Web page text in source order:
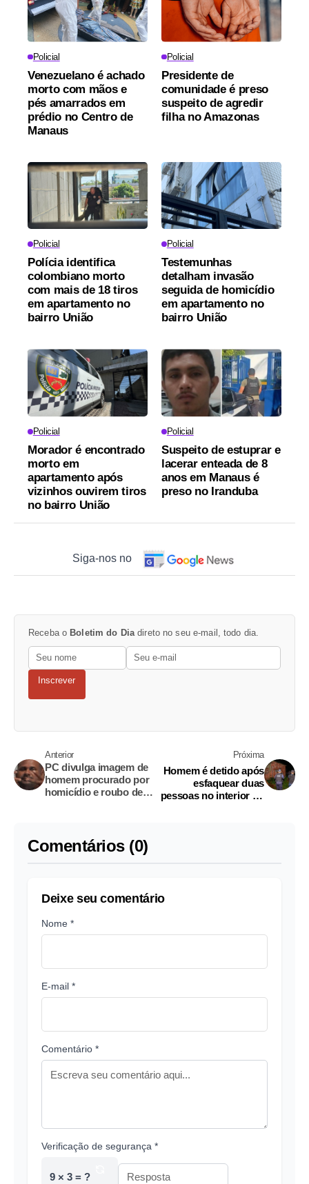
Policial
Venezuelano é achado
morto com mãos e
pés amarrados em
prédio no Centro de
Manaus
Policial
Presidente de
comunidade é preso
suspeito de agredir
filha no Amazonas
Policial
Polícia identifica
colombiano morto
com mais de 18 tiros
em apartamento no
bairro União
Policial
Testemunhas
detalham invasão
seguida de homicídio
em apartamento no
bairro União
Policial
Morador é encontrado
morto em
apartamento após
vizinhos ouvirem tiros
no bairro União
Policial
Suspeito de estuprar e
lacerar enteada de 8
anos em Manaus é
preso no Iranduba
Siga-nos no
Receba o Boletim do Diadireto no seu e-mail, todo dia.
Inscrever
Anterior
PC divulga imagem de
homem procurado por
homicídio e roubo de
Próxima
Homem é detido após
esfaquear duas
pessoas no interior do
Comentários (0)
Deixe seu comentário
Nome *
E-mail *
Comentário *
Verificação de segurança *
9 × 3 = ?